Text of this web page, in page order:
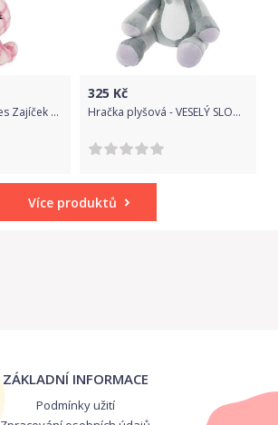
Spin Master P.Lushes Zajíček Trixie
325 Kč
Hračka plyšová - VESELÝ SLONÍK šedý 29cm - Tulimi
Více produktů
ZÁKLADNÍ INFORMACE
Podmínky užití